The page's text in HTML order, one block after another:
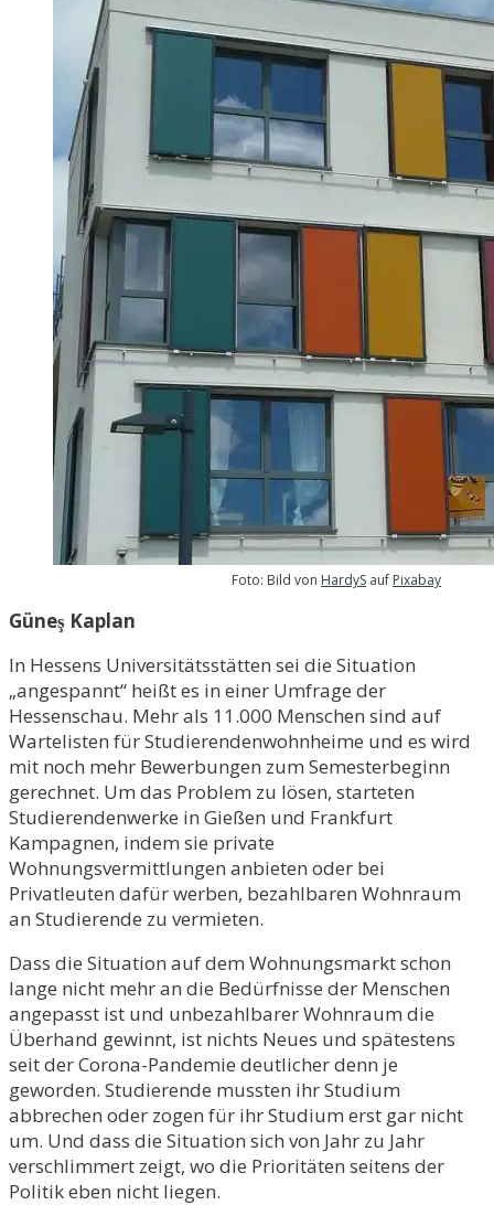
Foto: Bild von HardyS auf Pixabay
Güneş Kaplan
In Hessens Universitätsstätten sei die Situation
„angespannt“ heißt es in einer Umfrage der
Hessenschau. Mehr als 11.000 Menschen sind auf
Wartelisten für Studierendenwohnheime und es wird
mit noch mehr Bewerbungen zum Semesterbeginn
gerechnet. Um das Problem zu lösen, starteten
Studierendenwerke in Gießen und Frankfurt
Kampagnen, indem sie private
Wohnungsvermittlungen anbieten oder bei
Privatleuten dafür werben, bezahlbaren Wohnraum
an Studierende zu vermieten.
Dass die Situation auf dem Wohnungsmarkt schon
lange nicht mehr an die Bedürfnisse der Menschen
angepasst ist und unbezahlbarer Wohnraum die
Überhand gewinnt, ist nichts Neues und spätestens
seit der Corona-Pandemie deutlicher denn je
geworden. Studierende mussten ihr Studium
abbrechen oder zogen für ihr Studium erst gar nicht
um. Und dass die Situation sich von Jahr zu Jahr
verschlimmert zeigt, wo die Prioritäten seitens der
Politik eben nicht liegen.